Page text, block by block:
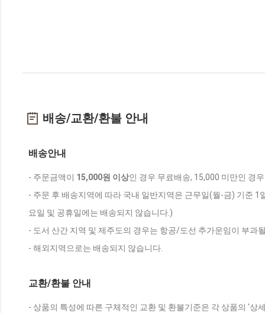
배송/교환/환불 안내
배송안내
- 주문금액이 15,000원 이상인 경우 무료배송, 15,000 미만인 경
- 주문 후 배송지역에 따라 국내 일반지역은 근무일(월-금) 기준
요일 및 공휴일에는 배송되지 않습니다.)
- 도서 산간 지역 및 제주도의 경우는 항공/도선 추가운임이 부과
- 해외지역으로는 배송되지 않습니다.
교환/환불 안내
- 상품의 특성에 따른 구체적인 교환 및 환불기준은 각 상품의 '상